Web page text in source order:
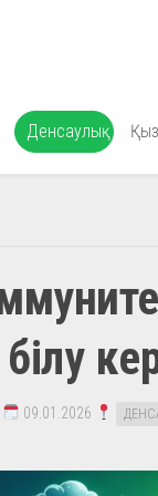
Денсаулық
09.01.2026